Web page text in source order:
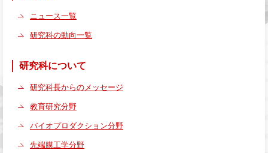
ニュース一覧
研究科の動向一覧
研究科について
研究科長からのメッセージ
教育研究分野
バイオプロダクション分野
先端膜工学分野